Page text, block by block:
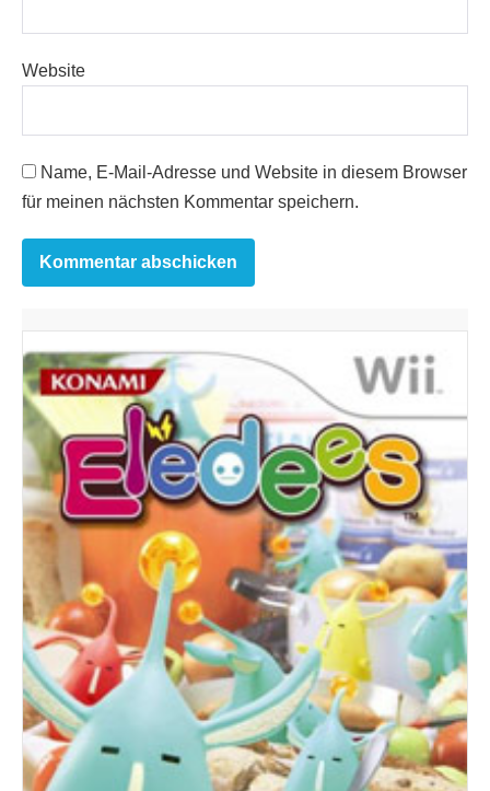
Website
Name, E-Mail-Adresse und Website in diesem Browser
für meinen nächsten Kommentar speichern.